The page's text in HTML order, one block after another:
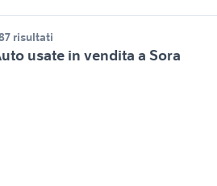
risultati
usate in vendita a Sora